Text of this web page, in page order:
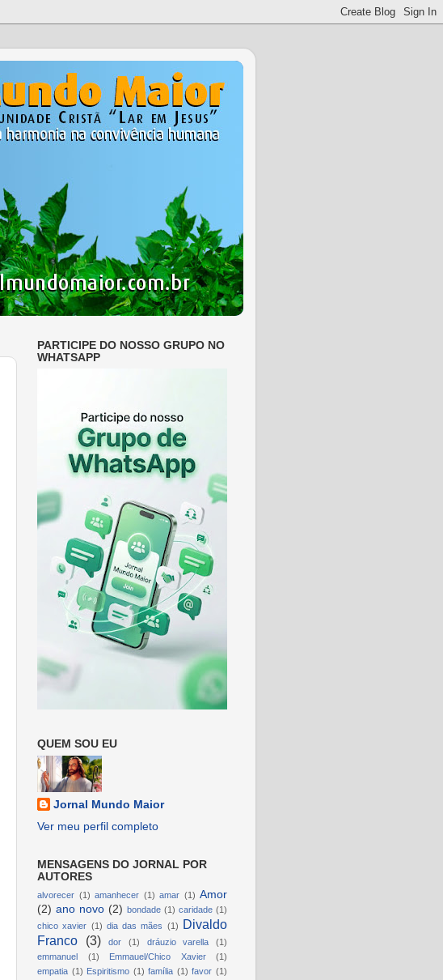
PARTICIPE DO NOSSO GRUPO NO
WHATSAPP
QUEM SOU EU
Jornal Mundo Maior
Ver meu perfil completo
MENSAGENS DO JORNAL POR
AUTORES
alvorecer (1) amanhecer (1) amar (1) Amor
(2) ano novo (2) bondade (1) caridade (1)
chico xavier (1) dia das mães (1) Divaldo
Franco
(3) dor (1) dráuzio varella
(1)
emmanuel
(1) Emmauel/Chico Xavier
(1)
empatia (1) Espiritismo (1) família (1) favor (1)